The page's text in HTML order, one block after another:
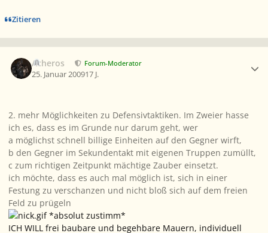
Zitieren
Acheros Forum-Moderator
25. Januar 200917 J.
2. mehr Möglichkeiten zu Defensivtaktiken. Im Zweier hasse
ich es, dass es im Grunde nur darum geht, wer
a möglichst schnell billige Einheiten auf den Gegner wirft,
b den Gegner im Sekundentakt mit eigenen Truppen zumüllt,
c zum richtigen Zeitpunkt mächtige Zauber einsetzt.
ich möchte, dass es auch mal möglich ist, sich in einer
Festung zu verschanzen und nicht bloß sich auf dem freien
Feld zu prügeln
*absolut zustimm*
ICH WILL frei baubare und begehbare Mauern, individuell